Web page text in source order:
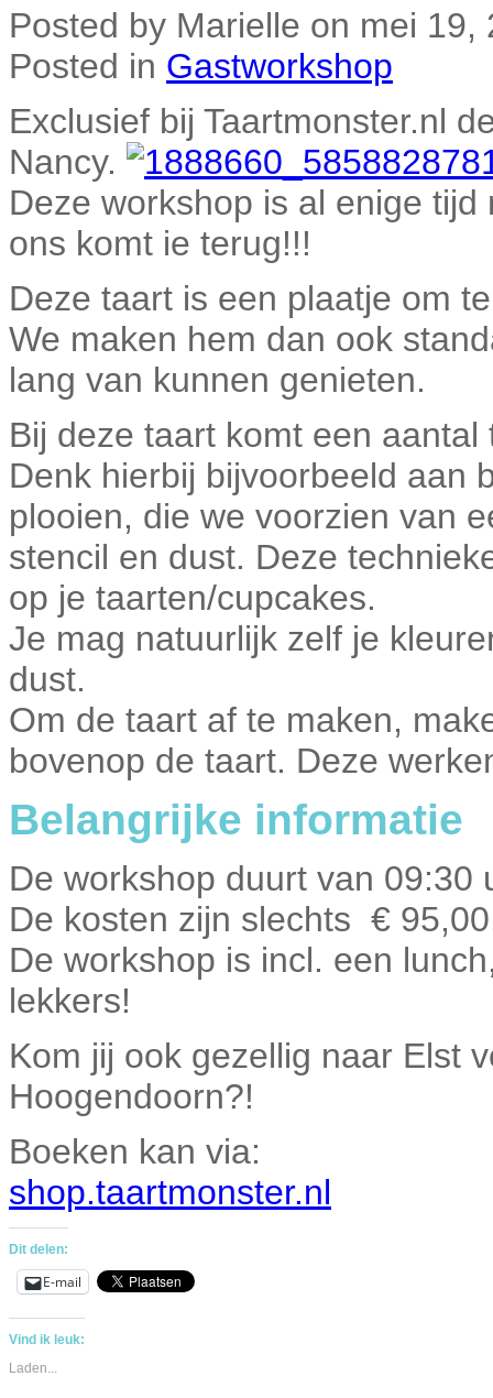
Posted by Marielle on mei 19,
Posted in Gastworkshop
Exclusief bij Taartmonster.nl
Nancy.
Deze workshop is al enige
ons komt ie terug!!!
Deze taart is een plaatje om
We maken hem dan ook
lang van kunnen genieten.
Bij deze taart komt een
Denk hierbij bijvoorbeeld aan
plooien, die we voorzien van
stencil en dust. Deze
op je taarten/cupcakes.
Je mag natuurlijk zelf je
dust.
Om de taart af te maken,
bovenop de taart. Deze
Belangrijke informatie
De workshop duurt van 09:30
De kosten zijn slechts €
De workshop is incl. een
lekkers!
Kom jij ook gezellig naar Elst
Hoogendoorn?!
Boeken kan via:
shop.taartmonster.nl
Dit delen:
E-mail
Vind ik leuk:
Laden...